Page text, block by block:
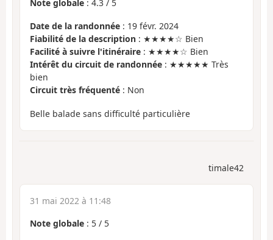
Note globale : 4.3 / 5
Date de la randonnée : 19 févr. 2024
Fiabilité de la description : ★★★★☆ Bien
Facilité à suivre l'itinéraire : ★★★★☆ Bien
Intérêt du circuit de randonnée : ★★★★★ Très
bien
Circuit très fréquenté : Non
Belle balade sans difficulté particulière
timale42
31 mai 2022 à 11:48
Note globale : 5 / 5